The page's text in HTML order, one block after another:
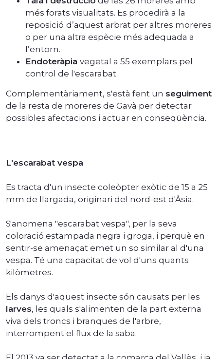
més forats visualitats. Es procedirà a la
reposició d’aquest arbrat per altres moreres
o per una altra espècie més adequada a
l’entorn.
Endoteràpia vegetal a 55 exemplars pel
control de l'escarabat.
Complementàriament, s'està fent un seguiment
de la resta de moreres de Gavà per detectar
possibles afectacions i actuar en conseqüència.
L'escarabat vespa
Es tracta d'un insecte coleòpter exòtic de 15 a 25
mm de llargada, originari del nord-est d'Àsia.
S'anomena "escarabat vespa", per la seva
coloració estampada negra i groga, i perquè en
sentir-se amenaçat emet un so similar al d'una
vespa. Té una capacitat de vol d'uns quants
kilòmetres.
Els danys d'aquest insecte són causats per les
larves, les quals s'alimenten de la part externa
viva dels troncs i branques de l'arbre,
interrompent el flux de la saba.